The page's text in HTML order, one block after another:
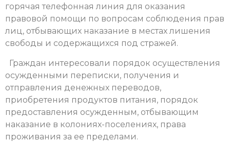
горячая телефонная линия для оказания
правовой помощи по вопросам соблюдения прав
лиц, отбывающих наказание в местах лишения
свободы и содержащихся под стражей.
Граждан интересовали порядок осуществления
осужденными переписки, получения и
отправления денежных переводов,
приобретения продуктов питания, порядок
предоставления осужденным, отбывающим
наказание в колониях-поселениях, права
проживания за ее пределами.